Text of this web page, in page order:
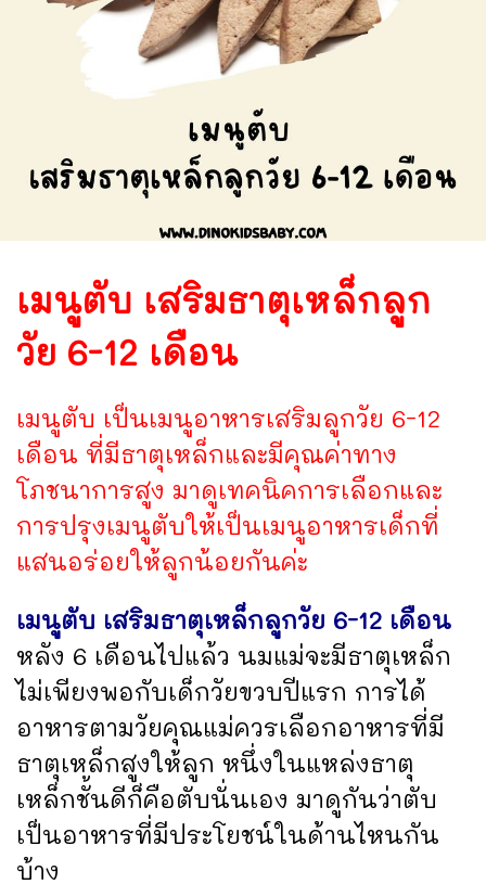
เมนูตับ เสริมธาตุเหล็กลูก
วัย 6-12 เดือน
เมนูตับ เป็นเมนูอาหารเสริมลูกวัย 6-12
เดือน ที่มีธาตุเหล็กและมีคุณค่าทาง
โภชนาการสูง มาดูเทคนิคการเลือกและ
การปรุงเมนูตับให้เป็นเมนูอาหารเด็กที่
แสนอร่อยให้ลูกน้อยกันค่ะ
เมนูตับ เสริมธาตุเหล็กลูกวัย 6-12 เดือน
หลัง 6 เดือนไปแล้ว นมแม่จะมีธาตุเหล็ก
ไม่เพียงพอกับเด็กวัยขวบปีแรก การได้
อาหารตามวัยคุณแม่ควรเลือกอาหารที่มี
ธาตุเหล็กสูงให้ลูก หนึ่งในแหล่งธาตุ
เหล็กชั้นดีก็คือตับนั่นเอง มาดูกันว่าตับ
เป็นอาหารที่มีประโยชน์ในด้านไหนกัน
บ้าง